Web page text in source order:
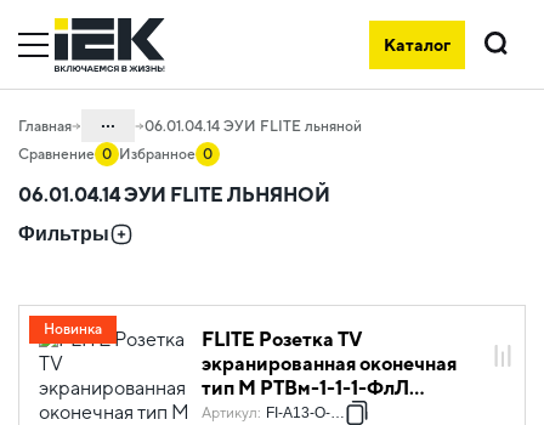
Каталог
Поиск
Главная ...
Каталог
06. Изделия электроустановочные,
удлинители и силовые разъемы
изделия скрытого монтажа FLITE
06.01.04.14 ЭУИ FLITE льняной
Сравнение 0 Избранное 0
06.01.04.14 ЭУИ FLITE ЛЬНЯНОЙ
Фильтры
FLITE Розетка TV
экранированная оконечная
тип M РТВм-1-1-1-ФлЛ
льняной IEK
Артикул: FI-A13-O-K88
Новинка